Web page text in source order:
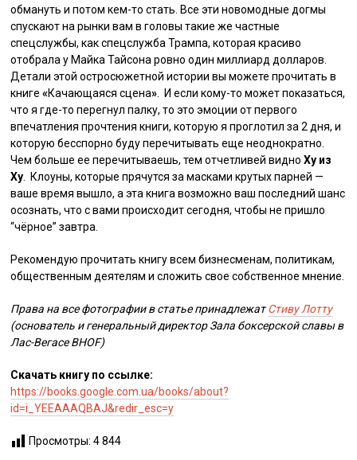
обмануть и потом кем-то стать. Все эти новомодные догмы
спускают на рынки вам в головы такие же частные
спецслужбы, как спецслужба Трампа, которая красиво
отобрала у Майка Тайсона ровно один миллиард долларов.
Детали этой остросюжетной истории вы можете прочитать в
книге«Качающаяся сцена» . И если кому-то может показаться,
что я где-то перегнул палку, то это эмоции от первого
впечатления прочтения книги, которую я проглотил за 2 дня, и
которую бесспорно буду перечитывать еще неоднократно.
Чем больше ее перечитываешь, тем отчетливей видноХу из
Ху . Клоуны, которые прячутся за масками крутых парней —
ваше время вышло, а эта книга возможно ваш последний шанс
осознать, что с вами происходит сегодня, чтобы не пришло
“чёрное” завтра.
Рекомендую прочитать книгу всем бизнесменам, политикам,
общественным деятелям и сложить свое собственное мнение.
Права на все фотографии в статье принадлежатСтиву Лотту
(основатель и генеральный директор Зала боксерской славы в
Лас-Вегасе BHOF)
Скачать книгу по ссылке:
https://books.google.com.ua/books/about?
id=i_YEEAAAQBAJ&redir_esc=y
Просмотры: 4 844